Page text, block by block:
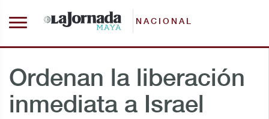
NACIONAL
Ordenan la liberación
inmediata a Israel